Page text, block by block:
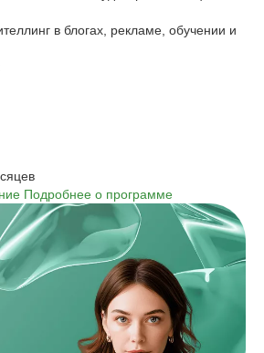
в блогах, рекламе, обучении и
Подробнее о программе